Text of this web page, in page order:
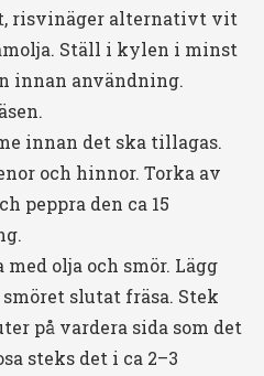
risvinäger alternativt vit
Ställ i kylen i minst
innan användning.
innan det ska tillagas.
och hinnor. Torka av
peppra den ca 15
olja och smör. Lägg
slutat fräsa. Stek
på vardera sida som det
steks det i ca 2–3